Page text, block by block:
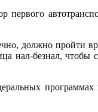
должно пройти
нал-безнал, чтобы